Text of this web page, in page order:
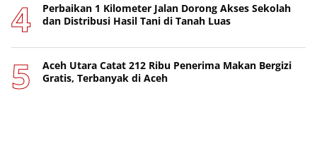
Perbaikan 1 Kilometer Jalan Dorong Akses Sekolah
dan Distribusi Hasil Tani di Tanah Luas
Aceh Utara Catat 212 Ribu Penerima Makan Bergizi
Gratis, Terbanyak di Aceh